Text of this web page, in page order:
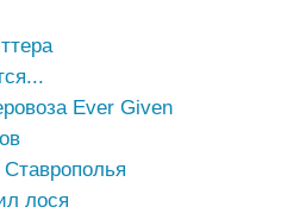
Ever Given
лося